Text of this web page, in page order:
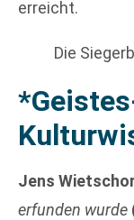
erreicht.
Die
Jens
erfunden wurde